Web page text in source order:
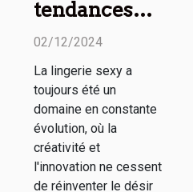
tendances
2023 en
lingerie sexy :
Styles et
nouveautés
02/12/2024
La lingerie sexy a
toujours été un
domaine en constante
évolution, où la
créativité et
l'innovation ne cessent
de réinventer le désir